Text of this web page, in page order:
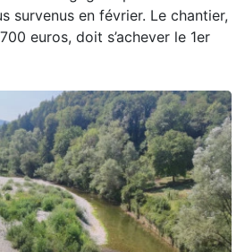
survenus en février. Le chantier,
euros, doit s’achever le 1er